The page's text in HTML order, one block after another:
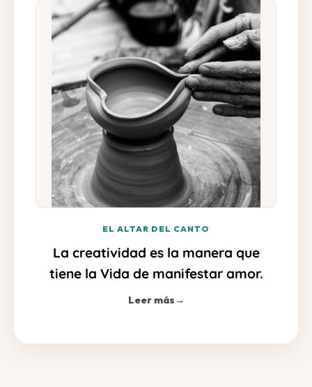
EL ALTAR DEL CANTO
La creatividad es la manera que
tiene la Vida de manifestar amor.
Leer más→